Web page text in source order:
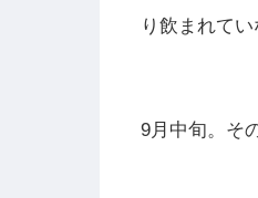
り飲まれてい
9月中旬。そ